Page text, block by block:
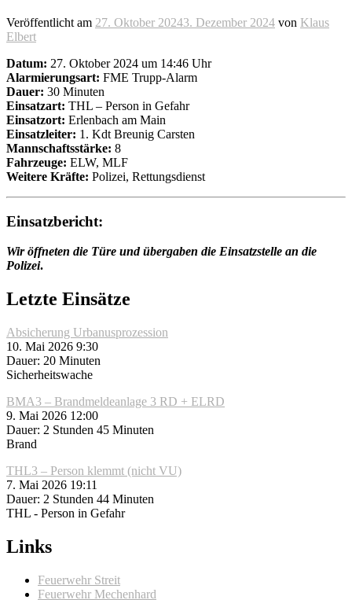
Veröffentlicht am 27. Oktober 20243. Dezember 2024 von Klaus
Elbert
Datum: 27. Oktober 2024 um 14:46 Uhr
Alarmierungsart: FME Trupp-Alarm
Dauer: 30 Minuten
Einsatzart: THL – Person in Gefahr
Einsatzort: Erlenbach am Main
Einsatzleiter: 1. Kdt Breunig Carsten
Mannschaftsstärke: 8
Fahrzeuge: ELW, MLF
Weitere Kräfte: Polizei, Rettungsdienst
Einsatzbericht:
Wir öffneten die Türe und übergaben die Einsatzstelle an die
Polizei.
Letzte Einsätze
Absicherung Urbanusprozession
10. Mai 2026 9:30
Dauer: 20 Minuten
Sicherheitswache
BMA3 – Brandmeldeanlage 3 RD + ELRD
9. Mai 2026 12:00
Dauer: 2 Stunden 45 Minuten
Brand
THL3 – Person klemmt (nicht VU)
7. Mai 2026 19:11
Dauer: 2 Stunden 44 Minuten
THL - Person in Gefahr
Links
Feuerwehr Streit
Feuerwehr Mechenhard